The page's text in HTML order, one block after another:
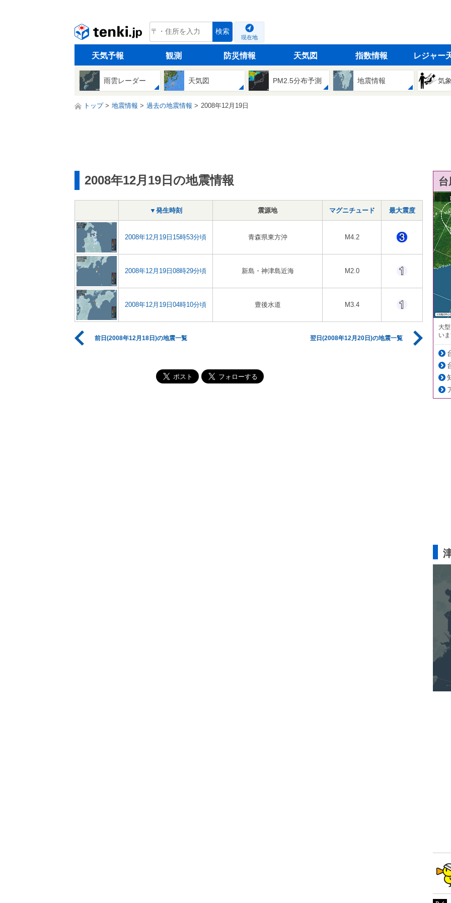
tenki.jp 検索
現在地
天気予報 観測 防災情報 天気図 指数情報 レジャー
雨雲レーダー 天気図 PM2.5分布予測 地震情報 気
トップ 地震情報 過去の地震情報 2008年12月19日
2008年12月19日の地震情報
▼発生時刻 震源地 マグニチュード 最大震度
2008年12月19日15時53分頃 青森県東方沖 M4.2
2008年12月19日08時29分頃 新島・神津島近海 M2.0
2008年12月19日04時10分頃 豊後水道 M3.4
前日(2008年12月18日)の地震一覧 翌日(2008年12月20日)の地震一覧
大
い